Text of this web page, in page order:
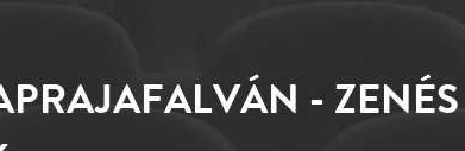
- ZENÉS